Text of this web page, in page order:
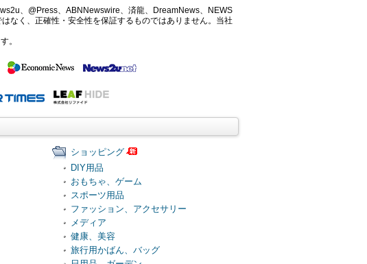
、@Press、ABNNewswire、済龍、DreamNews、NEWS
なく、正確性・安全性を保証するものではありません。当社
。
ショッピング
DIY用品
おもちゃ、ゲーム
スポーツ用品
ファッション、アクセサリー
メディア
健康、美容
旅行用かばん、バッグ